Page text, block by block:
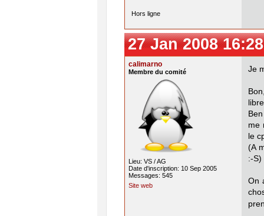
Hors ligne
27 Jan 2008
calimarno
Membre du comité
Lieu: VS / AG
Date d'inscription: 10 Sep 2005
Messages: 545
Site web
Je
me
le
(A
:-S)
On